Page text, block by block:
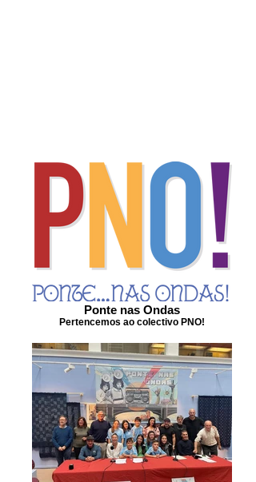
Ponte nas Ondas
Pertencemos ao colectivo PNO!